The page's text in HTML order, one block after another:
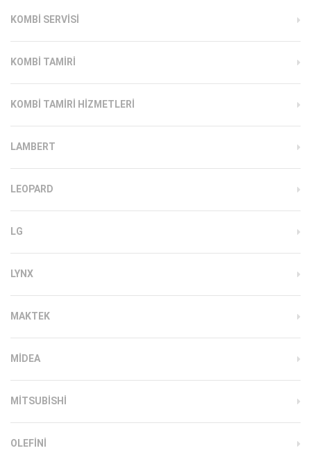
KOMBI SERVISI
KOMBI TAMIRI
KOMBI TAMIRI HIZMETLERI
LAMBERT
LEOPARD
LG
LYNX
MAKTEK
MIDEA
MITSUBISHI
OLEFINI